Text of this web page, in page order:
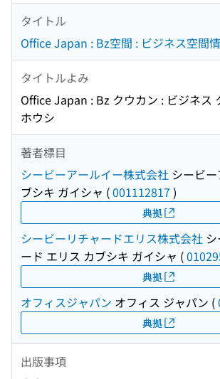
タイトル
Office Japan : Bz空間 : ビジネス空間
タイトルよみ
Office Japan : Bz クウカン : ビジネス
ホウシ
著者標目
シービーアールイー株式会社 シービ
ブシキ ガイシャ (001112817 )
典拠
シービーリチャードエリス株式会社
ード エリス カブシキ ガイシャ (
典拠
オフィスジャパン オフィス ジャパン (
典拠
出版事項